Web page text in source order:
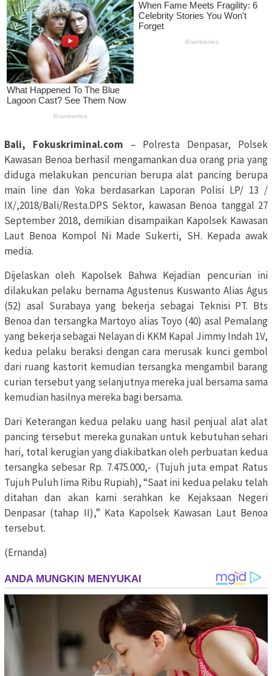
Bali, Fokuskriminal.com – Polresta Denpasar, Polsek
Kawasan Benoa berhasil mengamankan dua orang pria yang
diduga melakukan pencurian berupa alat pancing berupa
main line dan Yoka berdasarkan Laporan Polisi LP/ 13 /
IX/,2018/Bali/Resta.DPS Sektor, kawasan Benoa tanggal 27
September 2018, demikian disampaikan Kapolsek Kawasan
Laut Benoa Kompol Ni Made Sukerti, SH. Kepada awak
media.
Dijelaskan oleh Kapolsek Bahwa Kejadian pencurian ini
dilakukan pelaku bernama Agustenus Kuswanto Alias Agus
(52) asal Surabaya yang bekerja sebagai Teknisi PT. Bts
Benoa dan tersangka Martoyo alias Toyo (40) asal Pemalang
yang bekerja sebagai Nelayan di KKM Kapal Jimmy Indah 1V,
kedua pelaku beraksi dengan cara merusak kunci gembol
dari ruang kastorit kemudian tersangka mengambil barang
curian tersebut yang selanjutnya mereka jual bersama sama
kemudian hasilnya mereka bagi bersama.
Dari Keterangan kedua pelaku uang hasil penjual alat alat
pancing tersebut mereka gunakan untuk kebutuhan sehari
hari, total kerugian yang diakibatkan oleh perbuatan kedua
tersangka sebesar Rp. 7.475.000,- (Tujuh juta empat Ratus
Tujuh Puluh Iima Ribu Rupiah), “Saat ini kedua pelaku telah
ditahan dan akan kami serahkan ke Kejaksaan Negeri
Denpasar (tahap II),” Kata Kapolsek Kawasan Laut Benoa
tersebut.
(Ernanda)